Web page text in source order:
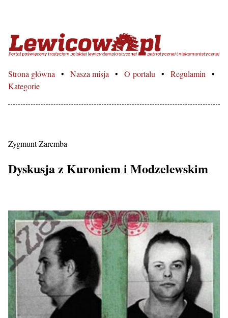
Lewicowo.pl – Portal
Strona główna Nasza misja O portalu
Regulamin
Kategorie
Zygmunt Zaremba
Dyskusja z Kuroniem i Modzelewskim